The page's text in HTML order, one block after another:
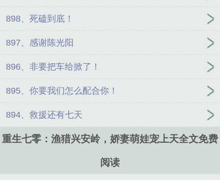
898、死磕到底！
897、感谢陈光阳
896、非要把车给掀了！
895、你要我们怎么配合你！
894、救援还有七天
重生七零：渔猎兴安岭，娇妻萌娃宠上天全文免费
阅读